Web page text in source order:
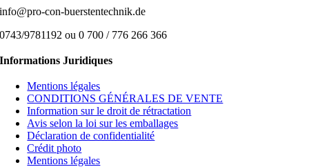
info@pro-con-buerstentechnik.de
0743/9781192 ou 0 700 / 776 266 366
Informations Juridiques
Mentions légales
CONDITIONS GÉNÉRALES DE VENTE
Information sur le droit de rétractation
Avis selon la loi sur les emballages
Déclaration de confidentialité
Crédit photo
Mentions légales